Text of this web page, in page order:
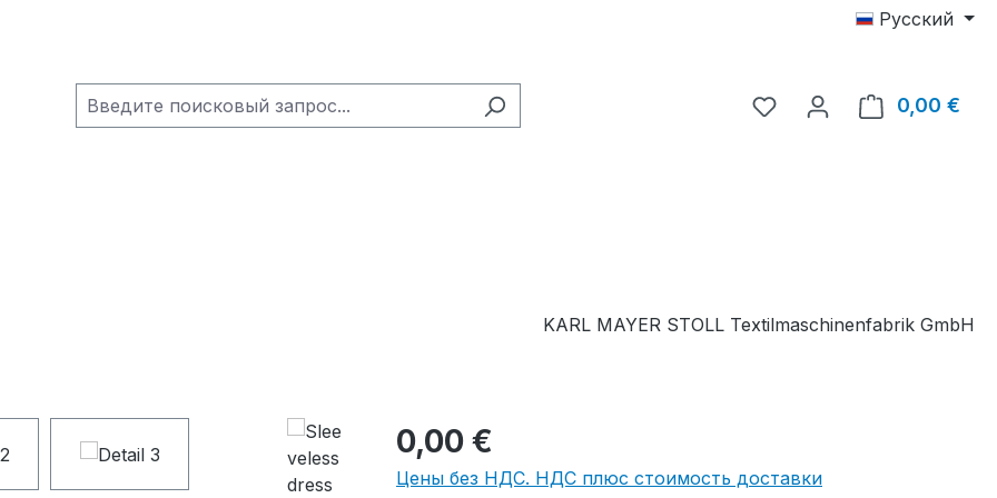
Русский
У вас есть товары из
0,00 €
KARL MAYER STOLL Textilmaschinenfabrik GmbH
0,00 €
Цены без НДС. НДС плюс стоимость доставки